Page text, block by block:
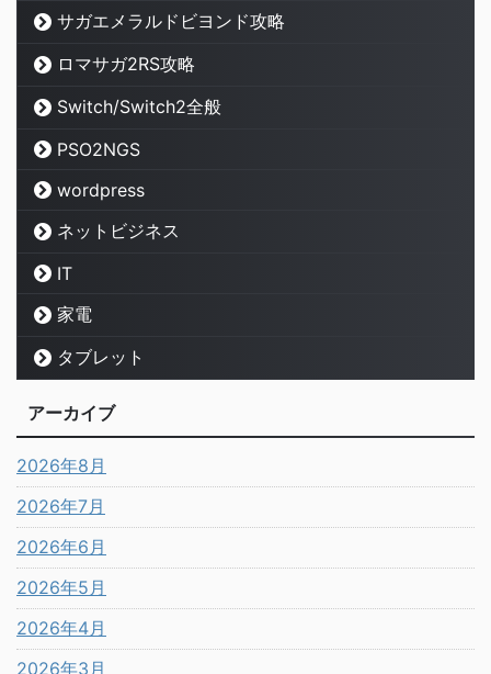
サガエメラルドビヨンド攻略
ロマサガ2RS攻略
Switch/Switch2全般
PSO2NGS
wordpress
ネットビジネス
IT
家電
タブレット
アーカイブ
2026年8月
2026年7月
2026年6月
2026年5月
2026年4月
2026年3月